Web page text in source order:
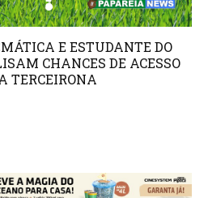
E ESTUDANTE DO
CHANCES DE ACESSO
TERCEIRONA